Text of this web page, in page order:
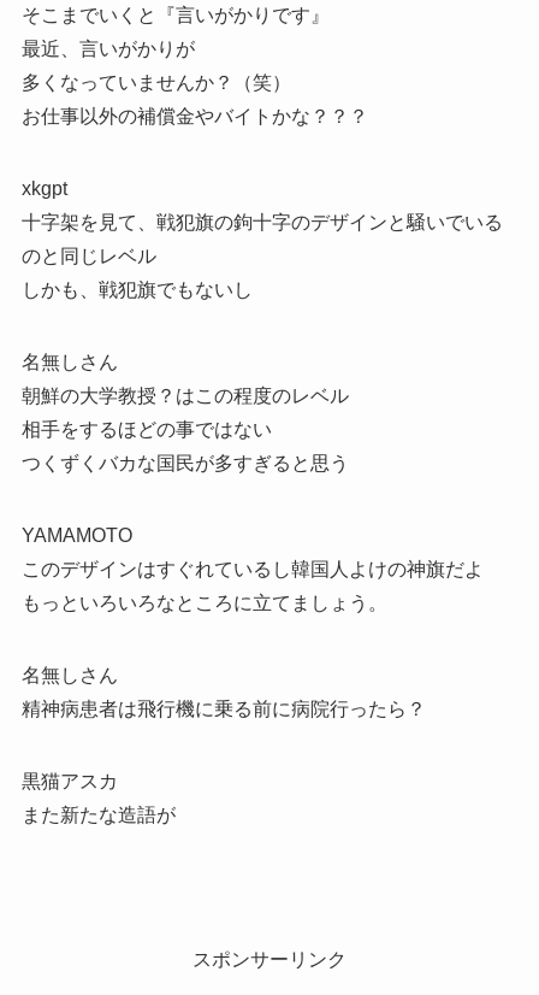
そこまでいくと『言いがかりです』
最近、言いがかりが
多くなっていませんか？（笑）
お仕事以外の補償金やバイトかな？？？
xkgpt
十字架を見て、戦犯旗の鉤十字のデザインと騒いでいる
のと同じレベル
しかも、戦犯旗でもないし
名無しさん
朝鮮の大学教授？はこの程度のレベル
相手をするほどの事ではない
つくずくバカな国民が多すぎると思う
YAMAMOTO
このデザインはすぐれているし韓国人よけの神旗だよ
もっといろいろなところに立てましょう。
名無しさん
精神病患者は飛行機に乗る前に病院行ったら？
黒猫アスカ
また新たな造語が
スポンサーリンク